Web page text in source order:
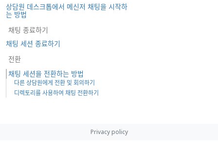
상담원 데스크톱에서 메신저 채팅을 시작하
는 방법
채팅 종료하기
채팅 세션 종료하기
전환
채팅 세션을 전환하는 방법
다른 상담원에게 전환 및 회의하기
디렉토리를 사용하여 채팅 전환하기
Privacy policy